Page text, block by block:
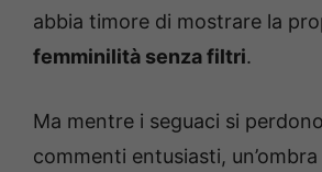
abbia timore di mostrare la
femminilità senza filtri.
Ma mentre i seguaci si
commenti entusiasti,